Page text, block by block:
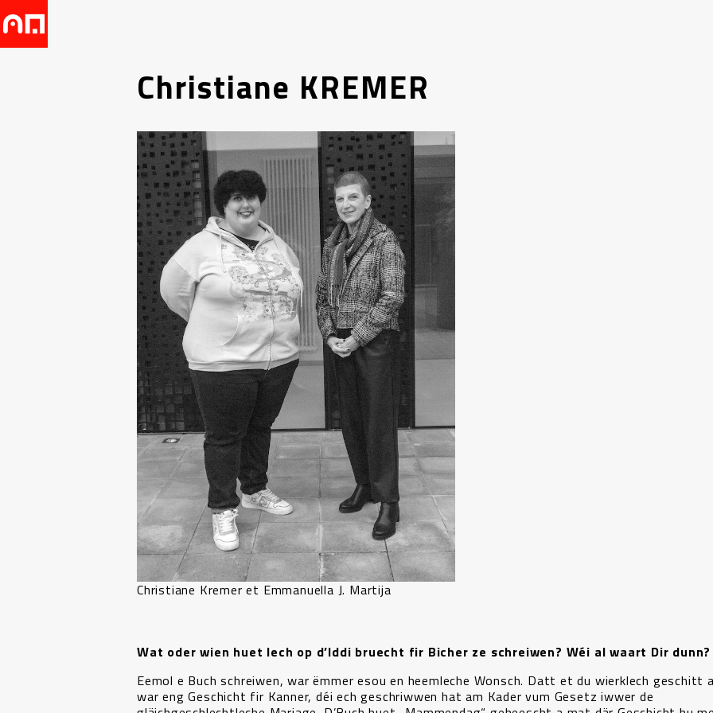
Christiane KREMER
Christiane Kremer et Emmanuella J. Martija
Wat oder wien huet Iech op d’Iddi bruecht fir Bicher ze schreiwen? Wéi al waart Dir dunn?
Eemol e Buch schreiwen, war ëmmer esou en heemleche Wonsch. Datt et du wierklech geschitt
war eng Geschicht fir Kanner, déi ech geschriwwen hat am Kader vum Gesetz iwwer de